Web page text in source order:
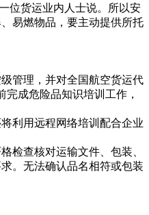
位货运业内人士说。所以安
易燃物品，要主动提供所托
管理，并对全国航空货运代
成危险品知识培训工作，
利用远程网络培训配合企业
检查核对运输文件、包装、
。无法确认品名相符或包装